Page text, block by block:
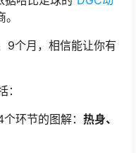
9个月，相信能让你有
环节的图解： 热身、